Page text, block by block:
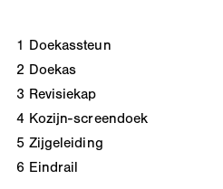
1 Doekassteun
2 Doekas
3 Revisiekap
4 Kozijn-screendoek
5 Zijgeleiding
6 Eindrail